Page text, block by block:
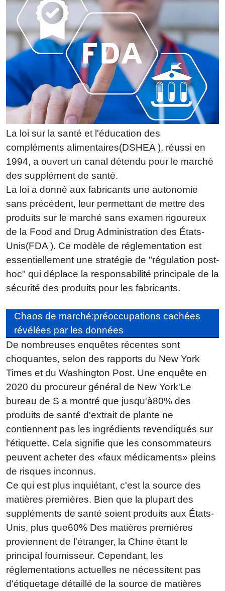
La loi sur la santé et l'éducation des
compléments alimentaires(DSHEA ), réussi en
1994, a ouvert un canal détendu pour le marché
des supplément de santé.
La loi a donné aux fabricants une autonomie
sans précédent, leur permettant de mettre des
produits sur le marché sans examen rigoureux
de la Food and Drug Administration des États-
Unis(FDA ). Ce modèle de réglementation est
essentiellement une stratégie de "régulation post-
hoc" qui déplace la responsabilité principale de la
sécurité des produits pour les fabricants.
Chaos de marché:préoccupations cachées
révélées par les données
De nombreuses enquêtes récentes sont
choquantes, selon des rapports du New York
Times et du Washington Post. Une enquête en
2020 du procureur général de New York'Le
bureau de S a montré que jusqu'à80% des
produits de santé d'extrait de plante ne
contiennent pas les ingrédients revendiqués sur
l'étiquette. Cela signifie que les consommateurs
peuvent acheter des «faux médicaments» pleins
de risques inconnus.
Ce qui est plus inquiétant, c'est la source des
matières premières. Bien que la plupart des
suppléments de santé soient produits aux États-
Unis, plus que60% Des matières premières
proviennent de l'étranger, la Chine étant le
principal fournisseur. Cependant, les
réglementations actuelles ne nécessitent pas
d'étiquetage détaillé de la source de matières